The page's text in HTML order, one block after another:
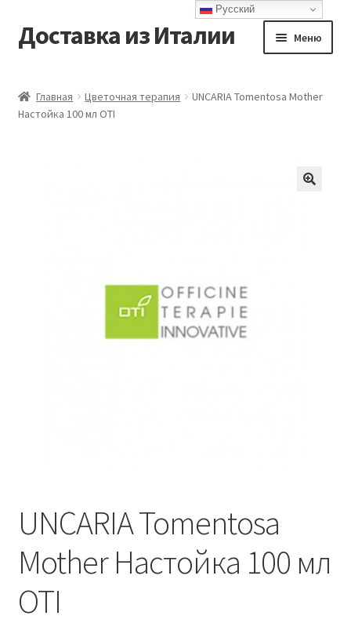
Перейти
к
Перейти
к
Доставка из Италии Меню
Доставка
Оформление заказа
Главная Цветочная терапия
UNCARIA Tomentosa Mother
Настойка 100 мл OTI
UNCARIA Tomentosa
Mother Настойка 100 мл
OTI
Русский